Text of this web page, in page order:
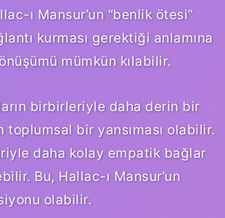
ı Mansur’un “benlik ötesi”
kurması gerektiği anlamına
mümkün kılabilir.
birbirleriyle daha derin bir
bir yansıması olabilir.
daha kolay empatik bağlar
Bu, Hallac-ı Mansur’un
olabilir.